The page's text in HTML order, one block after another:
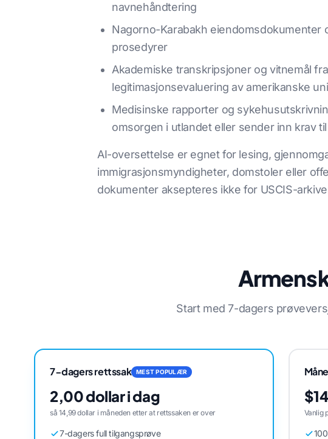
navnehåndtering
Nagorno-Karabakh
prosedyrer
Akademiske transkripsjoner og vitnemål
legitimasjonsevaluering av amerikanske
Medisinske rapporter og
omsorgen i utlandet eller sender inn krav
AI-oversettelse er egnet for lesing,
immigrasjonsmyndigheter, domstoler eller
dokumenter aksepteres ikke for USCIS-
Start med 7-dagers
7-dagers rettssak MEST POPULÆR
2,00 dollar i dag
så 14,99 dollar i måneden etter at rettssaken er over
7-dagers full tilgangsprøve
Vanlig